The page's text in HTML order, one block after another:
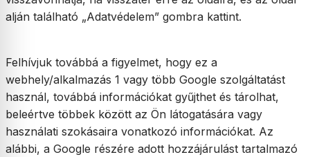
alján található „Adatvédelem” gombra kattint.
Felhívjuk továbbá a figyelmet, hogy ez a
webhely/alkalmazás 1 vagy több Google szolgáltatást
használ, továbbá információkat gyűjthet és tárolhat,
beleértve többek között az Ön látogatására vagy
használati szokásaira vonatkozó információkat. Az
alábbi, a Google részére adott hozzájárulást tartalmazó